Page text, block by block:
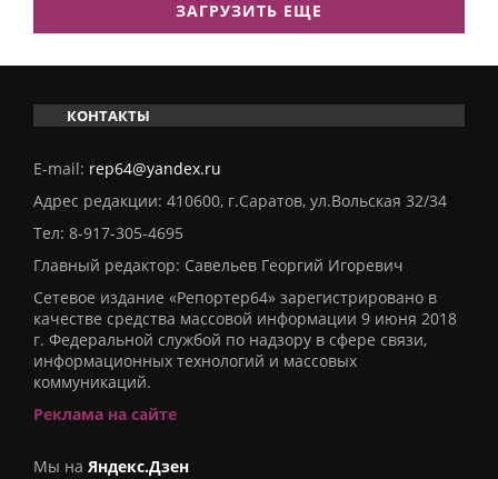
ЗАГРУЗИТЬ ЕЩЕ
КОНТАКТЫ
E-mail: rep64@yandex.ru
Адрес редакции: 410600, г.Саратов, ул.Вольская 32/34
Тел: 8-917-305-4695
Главный редактор: Савельев Георгий Игоревич
Сетевое издание «Репортер64» зарегистрировано в
качестве средства массовой информации 9 июня 2018
г. Федеральной службой по надзору в сфере связи,
информационных технологий и массовых
коммуникаций.
Реклама на сайте
Мы на Яндекс.Дзен